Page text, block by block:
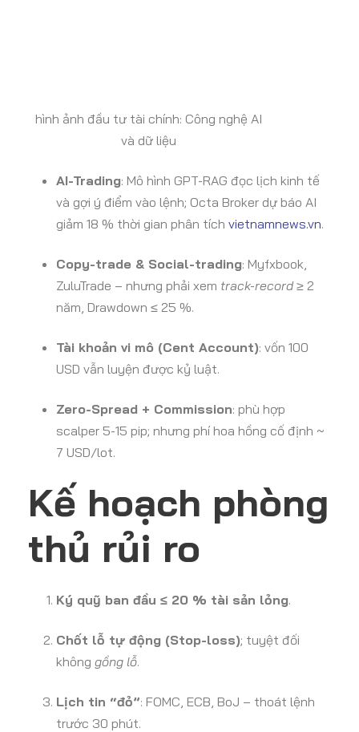
hình ảnh đầu tư tài chính: Công nghệ AI
và dữ liệu
AI-Trading: Mô hình GPT-RAG đọc lịch kinh tế
và gợi ý điểm vào lệnh; Octa Broker dự báo AI
giảm 18 % thời gian phân tích vietnamnews.vn.
Copy-trade & Social-trading: Myfxbook,
ZuluTrade – nhưng phải xem track-record≥ 2
năm, Drawdown ≤ 25 %.
Tài khoản vi mô (Cent Account): vốn 100
USD vẫn luyện được kỷ luật.
Zero-Spread + Commission: phù hợp
scalper 5-15 pip; nhưng phí hoa hồng cố định ~
7 USD/lot.
Kế hoạch phòng
thủ rủi ro
Ký quỹ ban đầu ≤ 20 % tài sản lỏng.
Chốt lỗ tự động (Stop-loss); tuyệt đối
không gồng lỗ.
Lịch tin “đỏ”: FOMC, ECB, BoJ – thoát lệnh
trước 30 phút.